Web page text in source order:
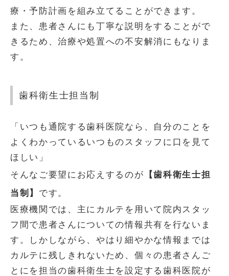
療・予防計画を組み立てることができます。
また、患者さんにも丁寧な説明をすることがで
きるため、治療や処置への不安解消にもなりま
す。
歯科衛生士担当制
「いつも通院する歯科医院なら、自分のことを
よくわかっているいつものスタッフに口を見て
ほしい」
そんなご要望にお応えするのが
【歯科衛生士担
当制】 です。
医療機関では、主にカルテを用いて院内スタッ
フ間で患者さんについての情報共有を行ないま
す。しかしながら、やはり細やかな情報までは
カルテに残しきれないため、個々の患者さんご
とにを担当の歯科衛生士を設定する歯科医院が